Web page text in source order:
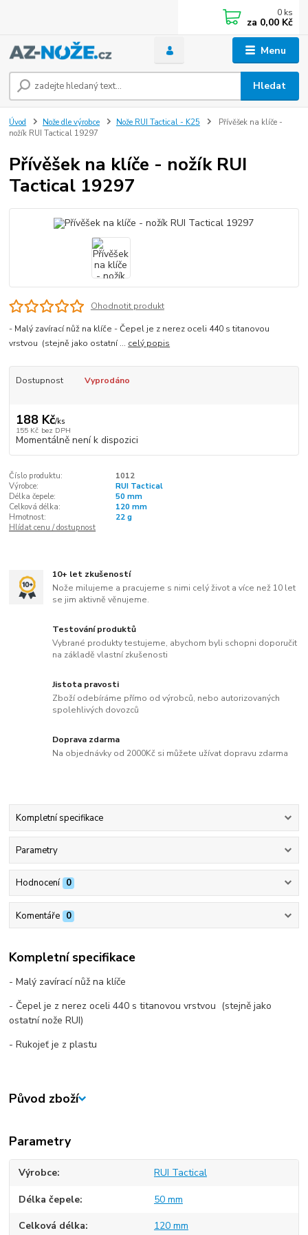
Menu
Hledat
0 ks
za 0,00 Kč
Úvod Nože dle výrobce Nože RUI Tactical - K25
Přívěšek na klíče -
nožík RUI Tactical 19297
Přívěšek na klíče - nožík RUI
Tactical 19297
Ohodnotit produkt
- Malý zavírací nůž na klíče - Čepel je z nerez oceli 440 s titanovou
vrstvou (stejně jako ostatní ... celý popis
Dostupnost Vyprodáno
188 Kč/ks
155 Kč bez DPH
Momentálně není k dispozici
Číslo produktu:
1012
Výrobce:
RUI Tactical
Délka čepele:
50 mm
Celková délka:
120 mm
Hmotnost:
22 g
Hlídat cenu / dostupnost
10+ let zkušeností
Nože milujeme a pracujeme s nimi celý život a více než 10 let
se jim aktivně věnujeme.
Testování produktů
Vybrané produkty testujeme, abychom byli schopni doporučit
na základě vlastní zkušenosti
Jistota pravosti
Zboží odebíráme přímo od výrobců, nebo autorizovaných
spolehlivých dovozců
Doprava zdarma
Na objednávky od 2000Kč si můžete užívat dopravu zdarma
Kompletní specifikace
Parametry
Hodnocení 0
Komentáře 0
Kompletní specifikace
- Malý zavírací nůž na klíče
- Čepel je z nerez oceli 440 s titanovou vrstvou (stejně jako
ostatní nože RUI)
- Rukojeť je z plastu
Původ zboží
Parametry
Výrobce RUI Tactical
Délka čepele 50 mm
Celková délka 120 mm